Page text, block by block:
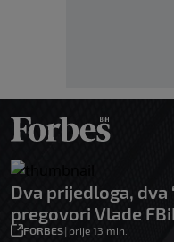
Dva prijedloga, dva
pregovori Vlade
FORBES| prije 13 min.